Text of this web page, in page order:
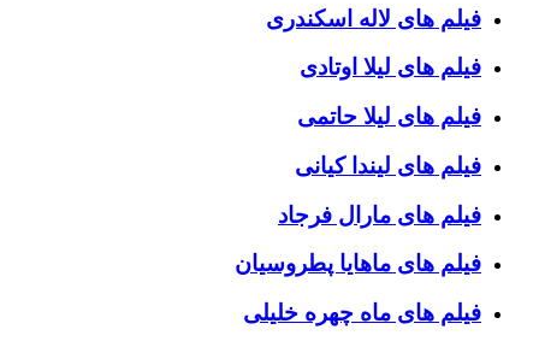
فیلم های لاله اسکندری
فیلم های لیلا اوتادی
فیلم های لیلا حاتمی
فیلم های لیندا کیانی
فیلم های مارال فرجاد
فیلم های ماهایا پطروسیان
فیلم های ماه چهره خلیلی